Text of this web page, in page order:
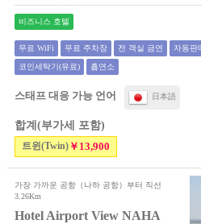
비즈니스 호텔
무료 WiFi 무료 주차장 전 객실 금연 자동판
코인세탁기(유료) 흡연소
스태프 대응 가능 언어 日本語
합계(부가세 포함)
트윈(Twin)￥13,900
가장 가까운 공항（나하 공항）부터 직선
3.26Km
Hotel Airport View NAHA